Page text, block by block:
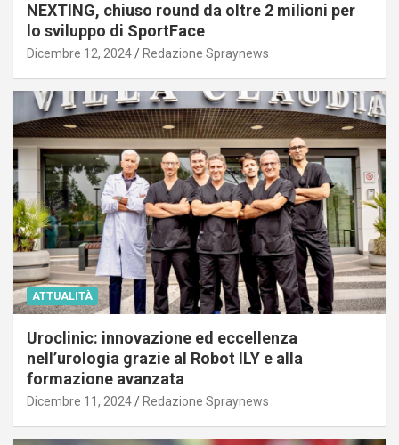
NEXTING, chiuso round da oltre 2 milioni per
lo sviluppo di SportFace
Dicembre 12, 2024 Redazione Spraynews
ATTUALITÀ
Uroclinic: innovazione ed eccellenza
nell’urologia grazie al Robot ILY e alla
formazione avanzata
Dicembre 11, 2024 Redazione Spraynews